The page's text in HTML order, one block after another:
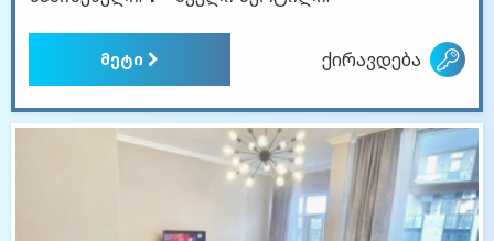
მეტი ქირავდება